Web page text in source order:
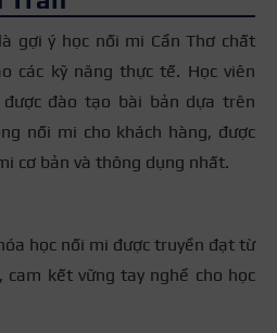
gợi ý học nối mi Cần Thơ chất
các kỹ năng thực tế. Học viên
đào tạo bài bản dựa trên
nối mi cho khách hàng, được
cơ bản và thông dụng nhất.
học nối mi được truyền đạt từ
cam kết vững tay nghề cho học